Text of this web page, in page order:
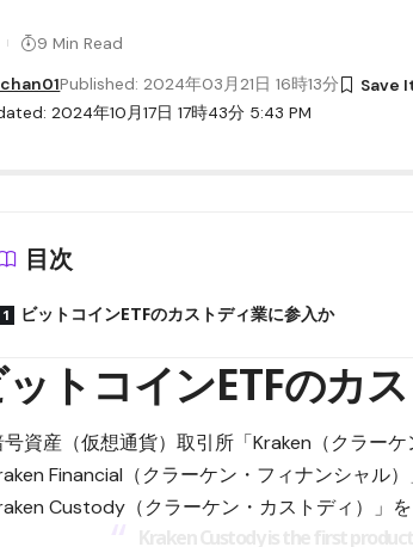
2024年10月17日 17時43分 5:43 PM
Published: 2024年03月21日 16時13分
9 Min Read
目次
ビットコインETFのカストディ業に参入か
ットコインETFのカ
号資産（仮想通貨）取引所「Kraken（クラー
Financial（クラーケン・フィナンシャル
Custody（クラーケン・カストディ）」